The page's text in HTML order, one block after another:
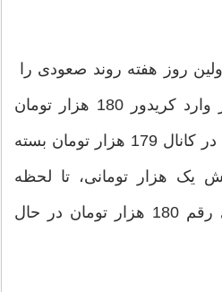
روز هفته روند صعودی را
در پیش گرفت و باردیگر وارد کریدور 180 هزار تومان
شد. دلار که روز پنجشنبه در کانال 179 هزار تومان بسته
یک هزار تومانی، تا لحظه
نگارش این گزارش روی رقم 180 هزار تومان در حال